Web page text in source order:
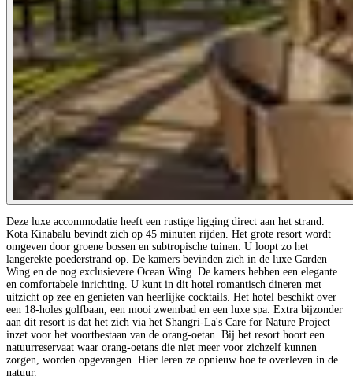
Deze luxe accommodatie heeft een rustige ligging direct aan het strand.
Kota Kinabalu bevindt zich op 45 minuten rijden. Het grote resort wordt
omgeven door groene bossen en subtropische tuinen. U loopt zo het
langerekte poederstrand op. De kamers bevinden zich in de luxe Garden
Wing en de nog exclusievere Ocean Wing. De kamers hebben een elegante
en comfortabele inrichting. U kunt in dit hotel romantisch dineren met
uitzicht op zee en genieten van heerlijke cocktails. Het hotel beschikt over
een 18-holes golfbaan, een mooi zwembad en een luxe spa. Extra bijzonder
aan dit resort is dat het zich via het Shangri-La's Care for Nature Project
inzet voor het voortbestaan van de orang-oetan. Bij het resort hoort een
natuurreservaat waar orang-oetans die niet meer voor zichzelf kunnen
zorgen, worden opgevangen. Hier leren ze opnieuw hoe te overleven in de
natuur.